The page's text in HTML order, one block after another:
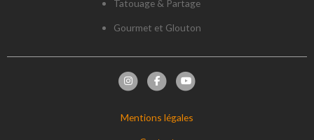
Tatouage & Partage
Gourmet et Glouton
Mentions légales